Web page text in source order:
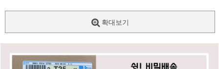
확대보기